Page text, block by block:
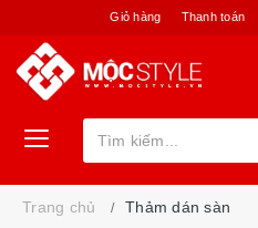
Giỏ hàng Thanh toán
Trang chủ Thảm dán sàn